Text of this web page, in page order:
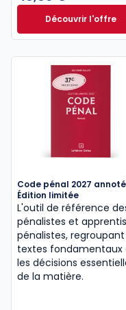
Découvrir l'offre
Le guide
Dès
Code pénal 2027
Édition limitée
L'outil de référence
pénalistes et apprentis
pénalistes, regroupant
textes fondamentaux
les décisions
de la matière.